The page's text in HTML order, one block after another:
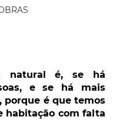
natural é, se há
e se há mais
porque é que temos
habitação com falta